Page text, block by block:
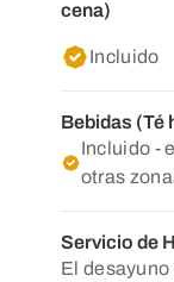
cena)
Incluido
Bebidas (Té
Incluido -
otras
Servicio de
El